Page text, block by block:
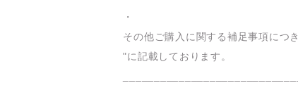
・
その他ご購入に関する補足事項につ
"に記載しております。